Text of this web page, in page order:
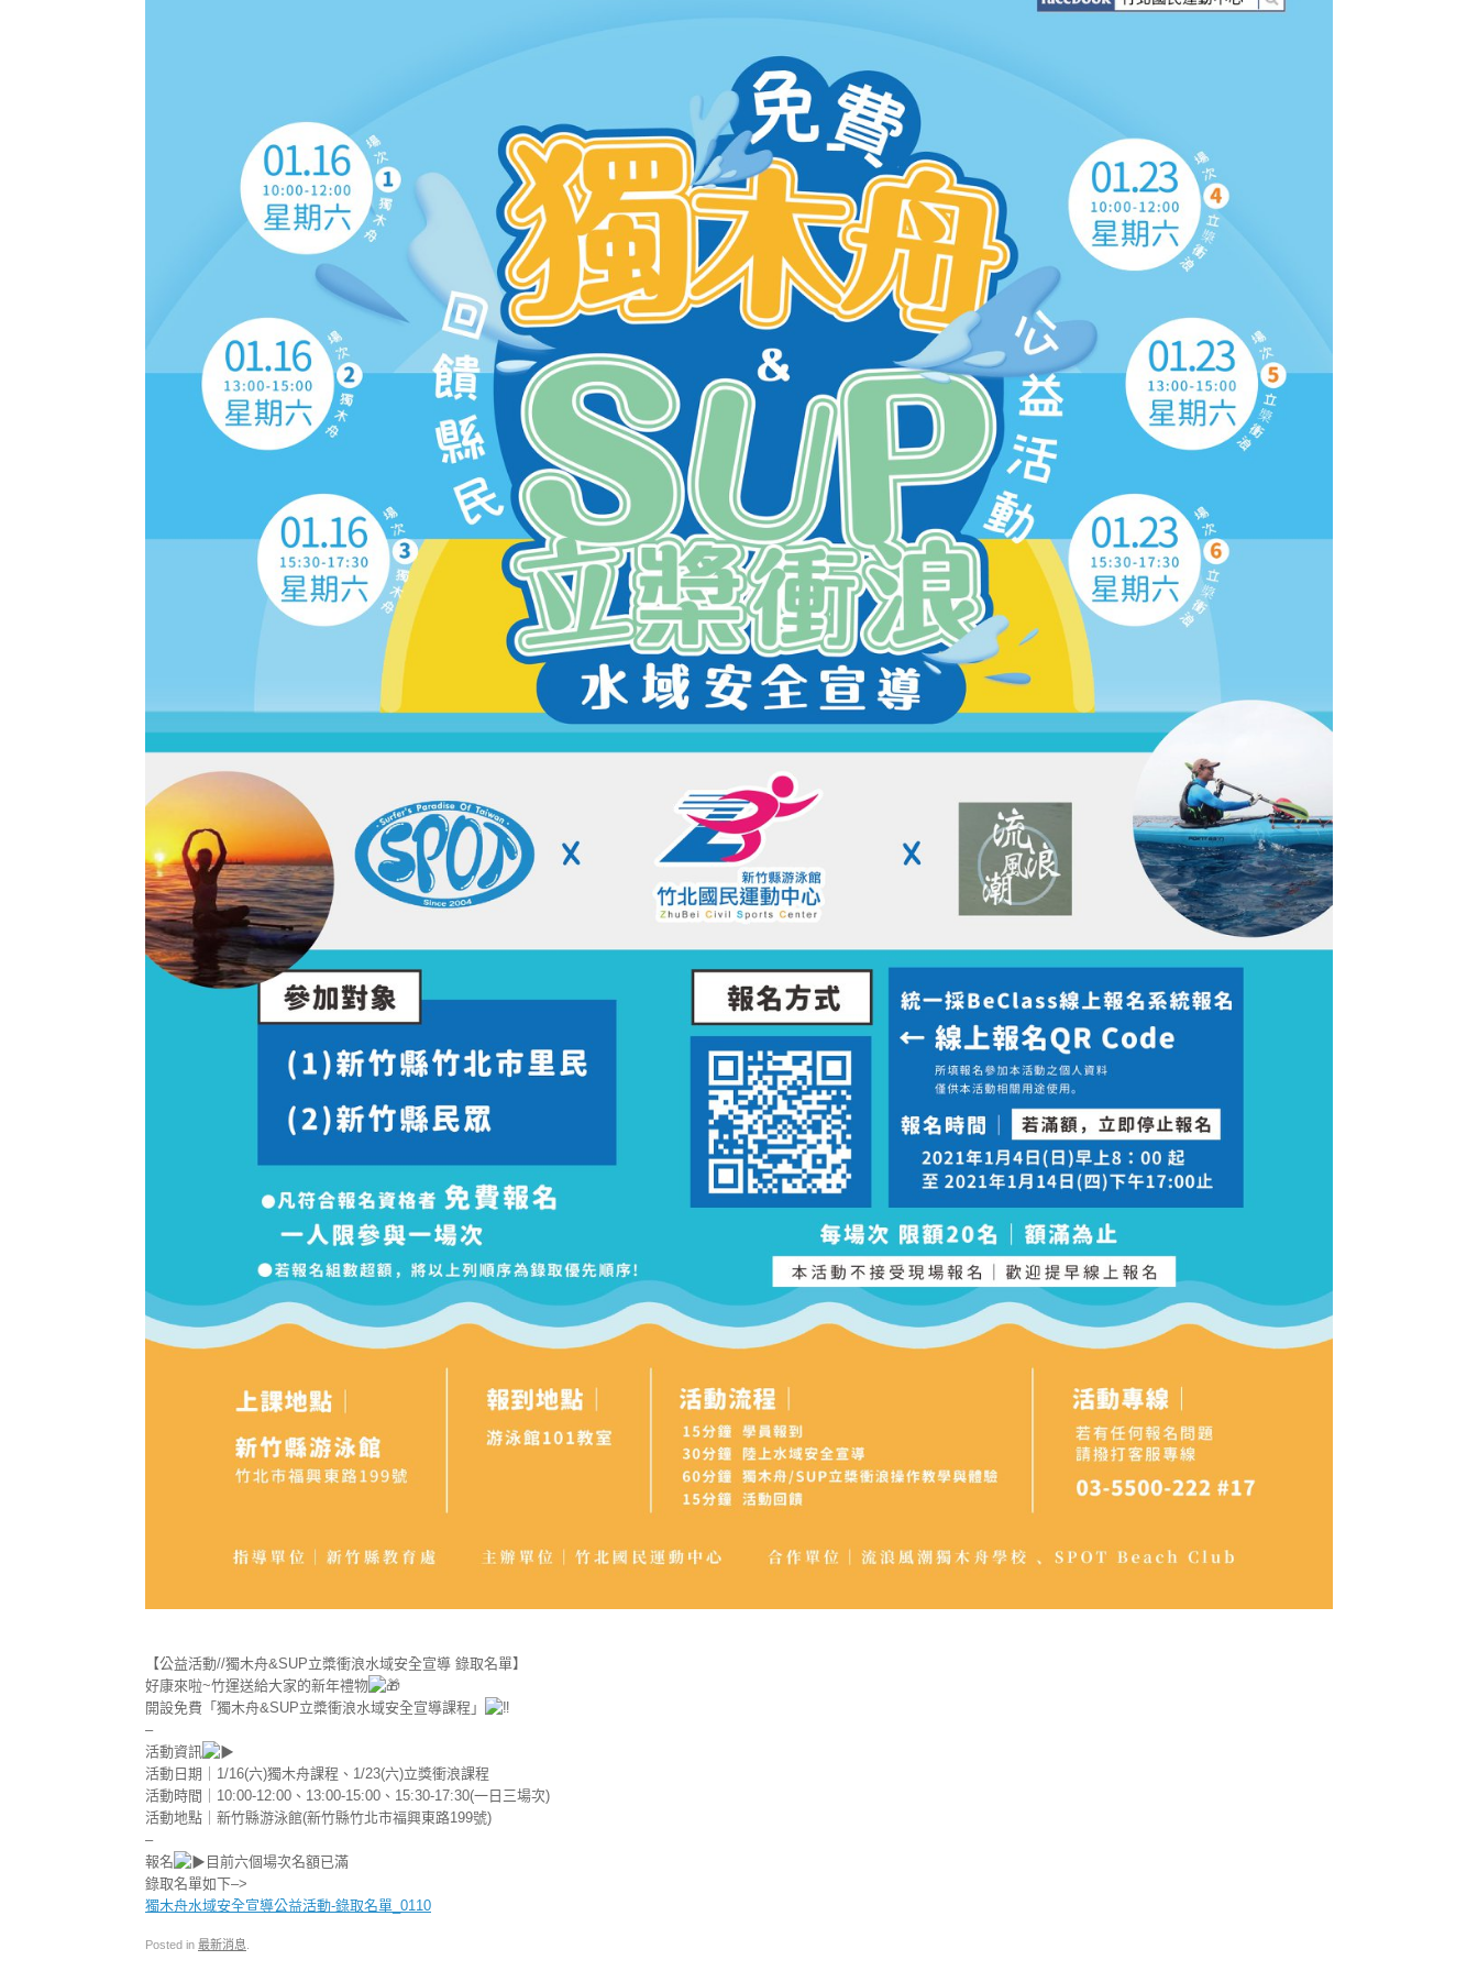
【公益活動//獨木舟&SUP立槳衝浪水域安全宣導 錄取名單】
好康來啦~竹運送給大家的新年禮物
開設免費「獨木舟&SUP立槳衝浪水域安全宣導課程」
–
活動資訊
活動日期｜1/16(六)獨木舟課程、1/23(六)立獎衝浪課程
活動時間｜10:00-12:00、13:00-15:00、15:30-17:30(一日三場次)
活動地點｜新竹縣游泳館(新竹縣竹北市福興東路199號)
–
報名
目前六個場次名額已滿
錄取名單如下–>
獨木舟水域安全宣導公益活動-錄取名單_0110
Posted in 最新消息